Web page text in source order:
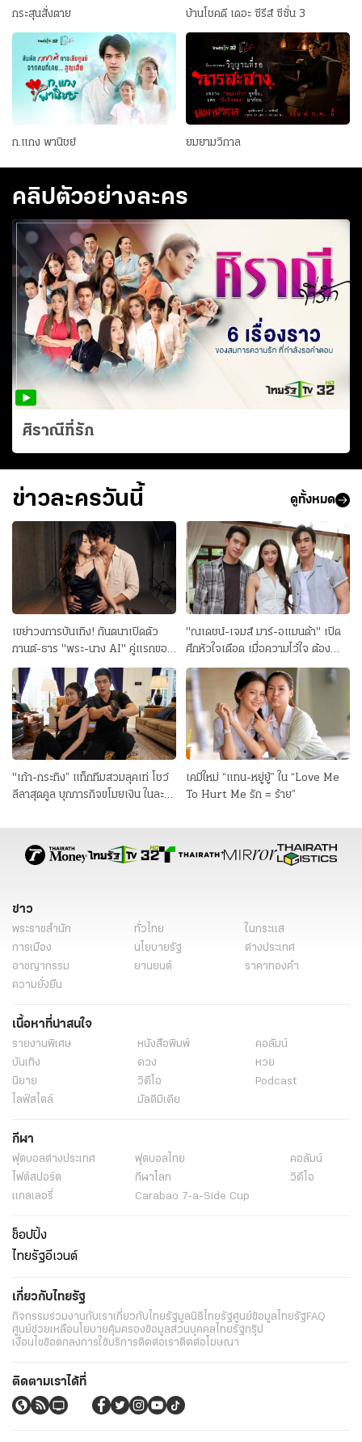
กลับมารักษาตัวที่บ้าน วันหนึ่ง
ว่า นี่คือคู่หมั้นและว่าที่เจ้าสาว
ของเขา ชาตรีได้แต่ฝืนแสดง
ความยินดีกับน้องชายทั้งท
ถูกใส่ร้ายและต้องโทษประหารใน
คนที่
ตุลย์ หนุ่มนักเรียนนอกที่ปลอมตัว
มาเป็นผู้ช่วยเชฟ แต่โลกก็ไม่ได้ใจ
ดีเสมอไป เมื่อฟ้าส่งบททดสอบมา
ให้แกงไก่เสมอ ไหนจะต้องรับมือ
กับปัญหาชีวิต ยังต้องคิดหาวิธี
ต่อกรกับร้าน ฆ้องไทย ที่เป็นคู่แข่ง
มาตั้งแต่รุ่นพ่อ แกงไก่จะสามารถ
ฝ่าฟันอุปสรรคเหล่านี้ไปได้หรือไม่
หวานปนขมในชีวิตของ แกงไก่
กับ กุ๊งกิ๊ง ใน
ทุกปัญหาของหัวใจในตอนท้าย
ในปี พ.ศ. 2566 นี้ ศิราณีที่รัก
พร้อมแล้วกับการกลับมาอาสาทำ
หน้าที่ ดูแลหัวใจของทุกคน การก
ลับมาของศิราณี ที่จะตอบปัญหา
หัวใจ ผ่านจอโทรทัศน์เป็นครั้ง
แรก ในรูปแบบของซีรีส์ กับ 6
เรื่องราวของสมการความรัก ที่
วัฒน์, เฟิร์ส พ
กระสุนสั่งตาย บ้านโชคดี เดอะ ซีรีส์ ซีซั่น 3
ก.แกง พานิชย์ ยมยามวิกาล
คลิปตัวอย่างละคร
ศิราณีที่รัก
ข่าวละครวันนี้ ดูทั้งหมด
เขย่าวงการบันเทิง! กันตนาเปิดตัว
กานต์-ธาร "พระ-นาง AI" คู่แรกของ
ไทย ลุยซีรีส์แนวตั้ง
"ณเดชน์-เจมส์ มาร์-อแมนด้า" เปิด
ศึกหัวใจเดือด เมื่อความไว้ใจ ต้อง
แลกด้วยชีวิตในละคร “สองหัวใจ”
"เก้า-กระทิง” แท็กทีมสวมลุคเท่ โชว์
ลีลาสุดคูล บุกภารกิจขโมยเงิน ในละคร
เคมีใหม่ “แทน-หยู่ยู้” ใน “Love Me
To Hurt Me รัก = ร้าย”
ข่าว
พระราชสำนัก ทั่วไทย
ในกระแส
การเมือง
นโยบายรัฐ
ต่างประเทศ
อาชญากรรม
ยานยนต์
ราคาทองคำ
ความยั่งยืน
เนื้อหาที่น่าสนใจ
รายงานพิเศษ หนังสือพิมพ์
คอลัมน์
บันเทิง
ดวง
หวย
นิยาย
วิดีโอ
Podcast
ไลฟ์สไตล์
มัลติมีเดีย
กีฬา
ฟุตบอลต่่างประเทศ ฟุตบอลไทย
คอลัมน์
ไฟต์สปอร์ต
กีฬาโลก
วิดีโอ
แกลเลอรี่
Carabao 7-a-Side Cup
ช็อปปิ้ง
ไทยรัฐอีเวนต์
เกี่ยวกับไทยรัฐ
กิจกรรมร่วมงานกับเราเกี่ยวกับไทยรัฐมูลนิธิไทยรัฐศูนย์ข้อมูลไทยรัฐFAQ
ศูนย์ช่วยเหลือนโยบายคุ้มครองข้อมูลส่วนบุคคลไทยรัฐกรุ๊ป
เงื่อนไขข้อตกลงการใช้บริการติดต่อเราติดต่อโฆษณา
ติดตามเราได้ที่